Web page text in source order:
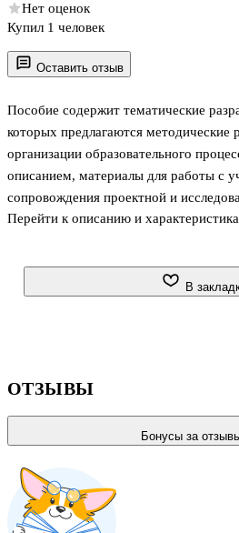
Оставить отзыв
Пособие содержит тематические
которых предлагаются методические
организации образовательного
описанием, материалы для работы с
сопровождения проектной и
учащихся.
Перейти к описанию и
Нет оценок
Купил 1 человек
В
ОТЗЫВЫ
Бонусы за